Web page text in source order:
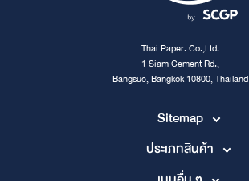
Thai Paper. Co.,Ltd.
1 Siam Cement Rd.,
Bangsue, Bangkok 10800, Thailand
Sitemap
ประเภทสินค้า